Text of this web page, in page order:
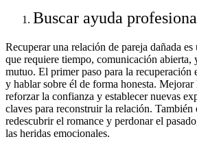
Buscar ayuda
Recuperar una relación de pareja dañada
que requiere tiempo, comunicación abierta,
mutuo. El primer paso para la recuperación
y hablar sobre él de forma honesta.
reforzar la confianza y establecer nuevas
claves para reconstruir la relación. También
redescubrir el romance y perdonar el
las heridas emocionales.